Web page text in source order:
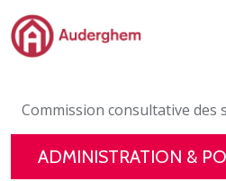
Passer au contenu principal
Événements et vie associative
eGuichet
Commission consultative des
ADMINISTRATION &